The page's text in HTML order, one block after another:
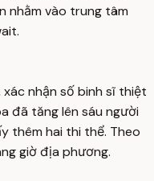
nhằm vào trung tâm
xác nhận số binh sĩ thiệt
đã tăng lên sáu người
thêm hai thi thể. Theo
giờ địa phương.